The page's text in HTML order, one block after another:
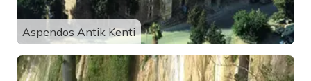
Aspendos Antik Kenti